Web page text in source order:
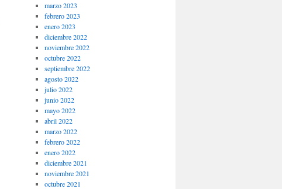
marzo 2023
febrero 2023
enero 2023
diciembre 2022
noviembre 2022
octubre 2022
septiembre 2022
agosto 2022
julio 2022
junio 2022
mayo 2022
abril 2022
marzo 2022
febrero 2022
enero 2022
diciembre 2021
noviembre 2021
octubre 2021